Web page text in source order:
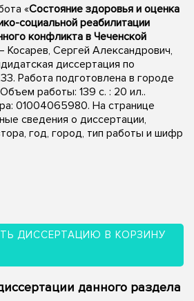
«Состояние здоровья и оценка
социальной реабилитации
конфликта в Чеченской
Косарев, Сергей Александрович,
диссертация по
Работа подготовлена в городе
работы: 139 с. : 20 ил..
01004065980. На странице
сведения о диссертации,
год, город, тип работы и шифр
ДИССЕРТАЦИЮ В КОРЗИНУ
данного раздела